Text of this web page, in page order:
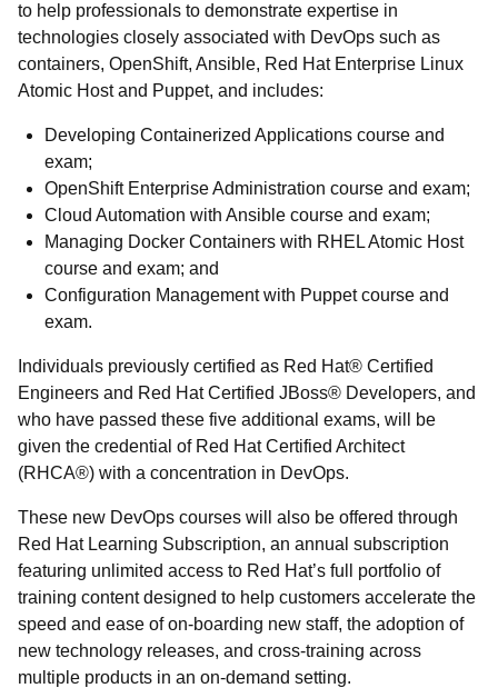
to help professionals to demonstrate expertise in
technologies closely associated with DevOps such as
containers, OpenShift, Ansible, Red Hat Enterprise Linux
Atomic Host and Puppet, and includes:
Developing Containerized Applications course and
exam;
OpenShift Enterprise Administration course and exam;
Cloud Automation with Ansible course and exam;
Managing Docker Containers with RHEL Atomic Host
course and exam; and
Configuration Management with Puppet course and
exam.
Individuals previously certified as Red Hat® Certified
Engineers and Red Hat Certified JBoss® Developers, and
who have passed these five additional exams, will be
given the credential of Red Hat Certified Architect
(RHCA®) with a concentration in DevOps.
These new DevOps courses will also be offered through
Red Hat Learning Subscription, an annual subscription
featuring unlimited access to Red Hat’s full portfolio of
training content designed to help customers accelerate the
speed and ease of on-boarding new staff, the adoption of
new technology releases, and cross-training across
multiple products in an on-demand setting.